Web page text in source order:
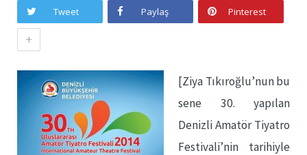
Tweet Paylaş Pinterest
+
[Ziya Tıkıroğlu’nun bu
sene 30. yapılan
Denizli Amatör Tiyatro
Festivali’nin tarihiyle